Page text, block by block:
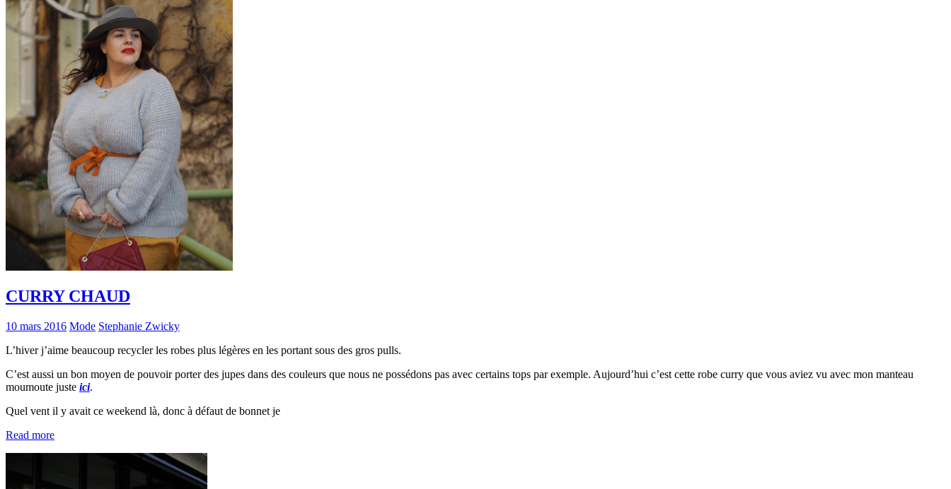
CURRY CHAUD
10 mars 2016 Mode Stephanie Zwicky
L’hiver j’aime beaucoup recycler les robes plus légères en les portant sous des gros pulls.
C’est aussi un bon moyen de pouvoir porter des jupes dans des couleurs que nous ne possédons pas avec certains tops par exemple. Aujourd’hui c’est cette robe curry que vous aviez vu avec mon manteau
moumoute juste ici.
Quel vent il y avait ce weekend là, donc à défaut de bonnet je
Read more